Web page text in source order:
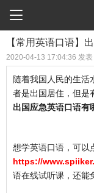

【常用英语口语】
2020-04-13 17:04:36 发表
随着我国人民的生活
者是出国居住，但是
出国应急英语口语有
想学英语口语，可以
https://
语在线试听课，还能